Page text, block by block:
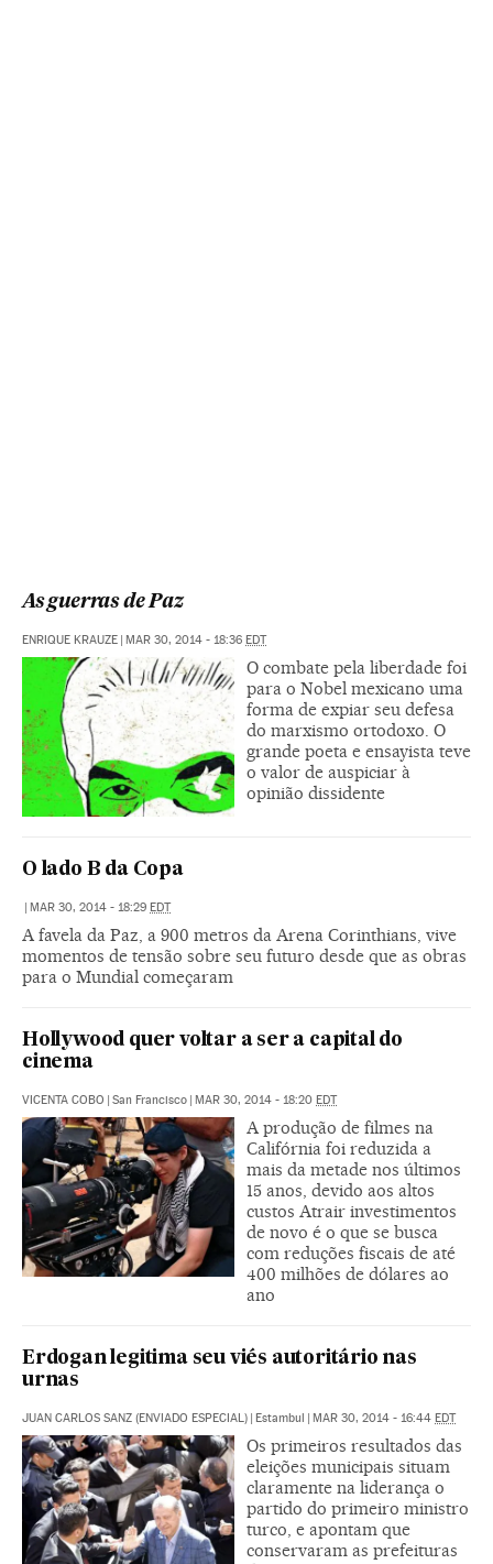
As guerras de Paz
ENRIQUE KRAUZE | MAR 30, 2014 - 18:36 EDT
O combate pela liberdade foi
para o Nobel mexicano uma
forma de expiar seu defesa
do marxismo ortodoxo. O
grande poeta e ensayista teve
o valor de auspiciar à
opinião dissidente
O lado B da Copa
| MAR 30, 2014 - 18:29 EDT
A favela da Paz, a 900 metros da Arena Corinthians, vive
momentos de tensão sobre seu futuro desde que as obras
para o Mundial começaram
Hollywood quer voltar a ser a capital do
cinema
VICENTA COBO | San Francisco | MAR 30, 2014 - 18:20 EDT
A produção de filmes na
Califórnia foi reduzida a
mais da metade nos últimos
15 anos, devido aos altos
custos Atrair investimentos
de novo é o que se busca
com reduções fiscais de até
400 milhões de dólares ao
ano
Erdogan legitima seu viés autoritário nas
urnas
JUAN CARLOS SANZ (ENVIADO ESPECIAL) | Estambul | MAR 30, 2014 - 16:44 EDT
Os primeiros resultados das
eleições municipais situam
claramente na liderança o
partido do primeiro ministro
turco, e apontam que
conservaram as prefeituras